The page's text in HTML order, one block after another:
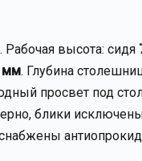
Рабочая высота: сидя
мм. Глубина
просвет под
блики